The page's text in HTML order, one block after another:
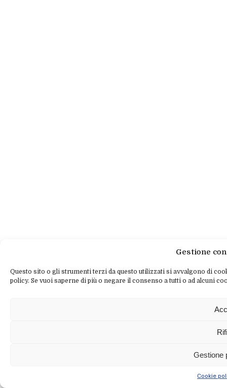
Gestione
Questo sito o gli strumenti terzi da questo utilizzati si avvalgono di
policy. Se vuoi saperne di più o negare il consenso a tutti o ad alcuni
Gestione
Cookie